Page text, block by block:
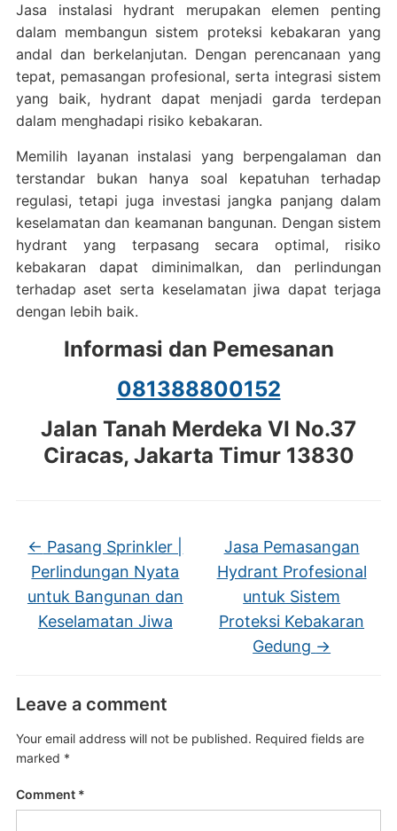
Jasa instalasi hydrant merupakan elemen penting
dalam membangun sistem proteksi kebakaran yang
andal dan berkelanjutan. Dengan perencanaan yang
tepat, pemasangan profesional, serta integrasi sistem
yang baik, hydrant dapat menjadi garda terdepan
dalam menghadapi risiko kebakaran.
Memilih layanan instalasi yang berpengalaman dan
terstandar bukan hanya soal kepatuhan terhadap
regulasi, tetapi juga investasi jangka panjang dalam
keselamatan dan keamanan bangunan. Dengan sistem
hydrant yang terpasang secara optimal, risiko
kebakaran dapat diminimalkan, dan perlindungan
terhadap aset serta keselamatan jiwa dapat terjaga
dengan lebih baik.
Informasi dan Pemesanan
081388800152
Jalan Tanah Merdeka VI No.37
Ciracas, Jakarta Timur 13830
← Pasang Sprinkler |
Perlindungan Nyata
untuk Bangunan dan
Keselamatan Jiwa
Jasa Pemasangan
Hydrant Profesional
untuk Sistem
Proteksi Kebakaran
Gedung →
Leave a comment
Your email address will not be published. Required fields are
marked *
Comment *